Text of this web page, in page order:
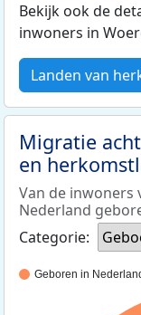
Bekijk ook de
inwoners in
Landen van
Migratie
en
Van de inwoners
Nederland
Categorie:
Geboren in